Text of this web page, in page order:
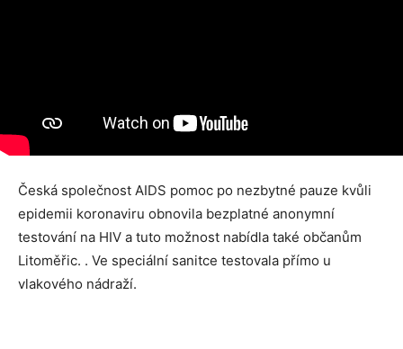
Česká společnost AIDS pomoc po nezbytné pauze kvůli
epidemii koronaviru obnovila bezplatné anonymní
testování na HIV a tuto možnost nabídla také občanům
Litoměřic. . Ve speciální sanitce testovala přímo u
vlakového nádraží.